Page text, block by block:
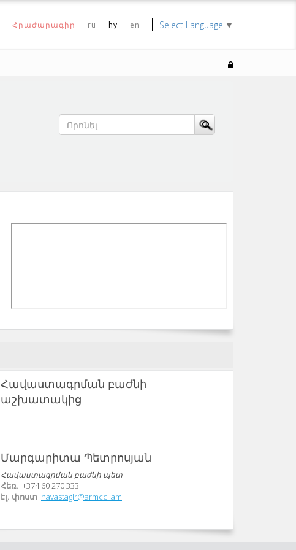
Հրաժարագիր ru hy en Select Language ▼
Հավաստագրման բաժնի
աշխատակից
Մարգարիտա Պետրոսյան
Հավաստագրման բաժնի պետ
Հեռ. +374 60 270 333
էլ. փոստ havastagir@armcci.am